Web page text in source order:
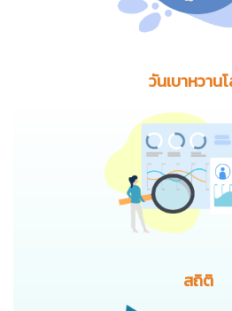
วันเบาหวาน
สถิติ